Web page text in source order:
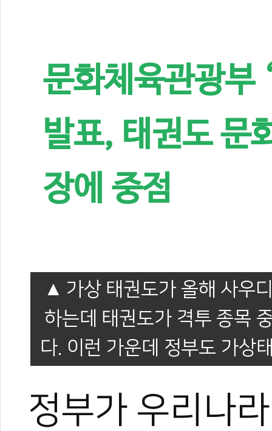
문화체육관광부
발표, 태권도 문
장에 중점
가상 태권도가 올해 사우
하는데 태권도가 격투 종목
다. 이런 가운데 정부도 가상
정부가 우리나